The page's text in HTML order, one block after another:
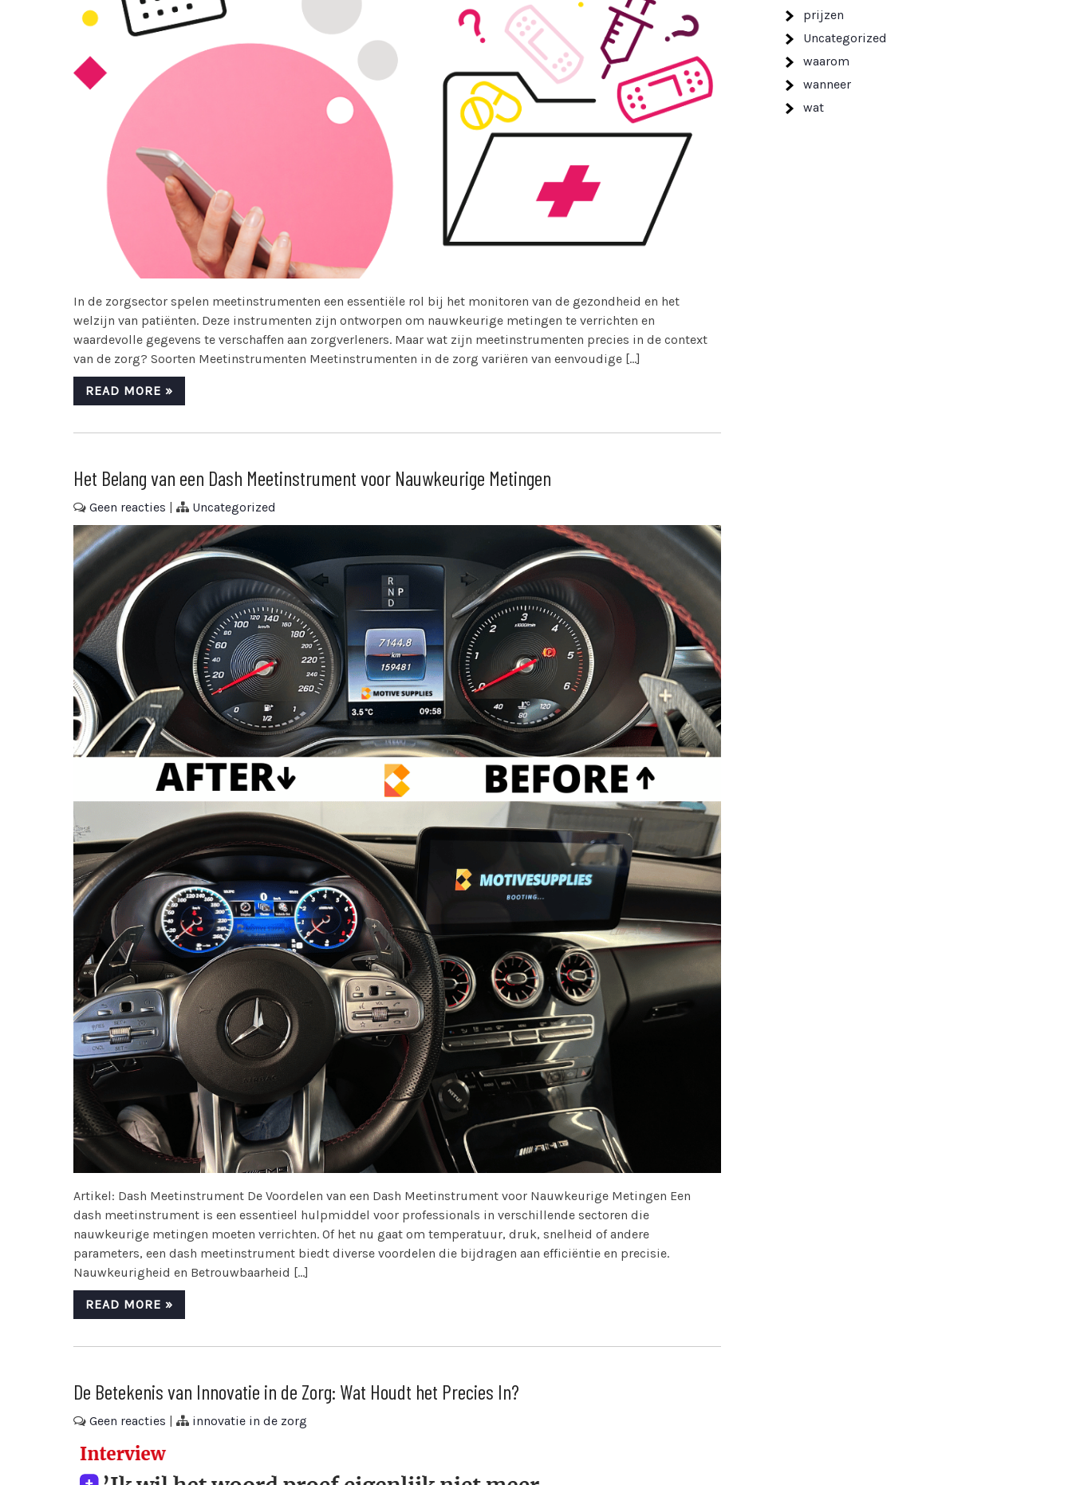
In de zorgsector spelen meetinstrumenten een essentiële rol bij het monitoren van de gezondheid en het
welzijn van patiënten. Deze instrumenten zijn ontworpen om nauwkeurige metingen te verrichten en
waardevolle gegevens te verschaffen aan zorgverleners. Maar wat zijn meetinstrumenten precies in de context
van de zorg? Soorten Meetinstrumenten Meetinstrumenten in de zorg variëren van eenvoudige […]
READ MORE »
Het Belang van een Dash Meetinstrument voor Nauwkeurige Metingen
Geen reacties | Uncategorized
Artikel: Dash Meetinstrument De Voordelen van een Dash Meetinstrument voor Nauwkeurige Metingen Een
dash meetinstrument is een essentieel hulpmiddel voor professionals in verschillende sectoren die
nauwkeurige metingen moeten verrichten. Of het nu gaat om temperatuur, druk, snelheid of andere
parameters, een dash meetinstrument biedt diverse voordelen die bijdragen aan efficiëntie en precisie.
Nauwkeurigheid en Betrouwbaarheid […]
READ MORE »
De Betekenis van Innovatie in de Zorg: Wat Houdt het Precies In?
Geen reacties | innovatie in de zorg
prijzen
Uncategorized
waarom
wanneer
wat